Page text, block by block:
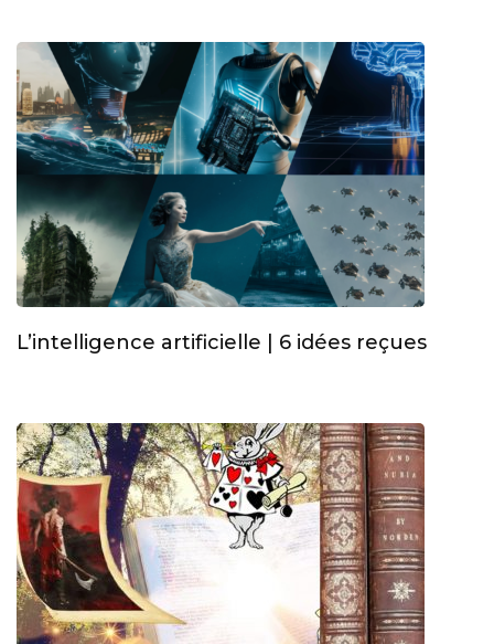
L’intelligence artificielle | 6 idées reçues